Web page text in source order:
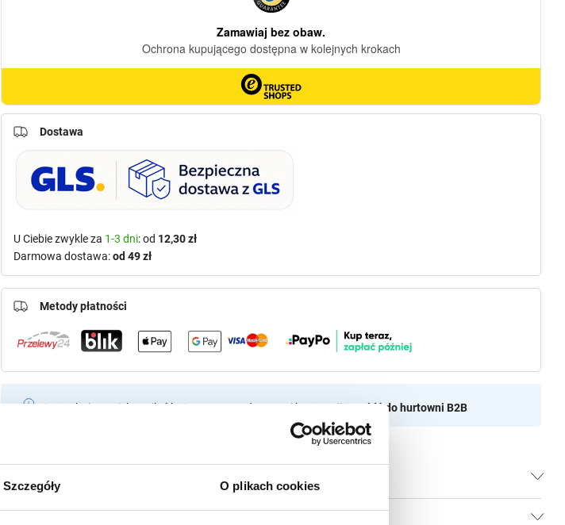
Szczegóły O plikach cookies
Potrzebujesz większą ilość? Zapraszamy do naszej hurtowniiPrzejdź do hurtowni B2B
Dostawa
U Ciebie zwykle za 1-3 dni: od 12,30 zł
Darmowa dostawa:od 49 zł
Metody płatności
Specyfikacja
Opinie klientów